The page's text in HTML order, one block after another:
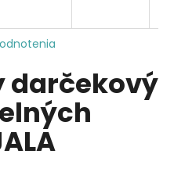
darčekový